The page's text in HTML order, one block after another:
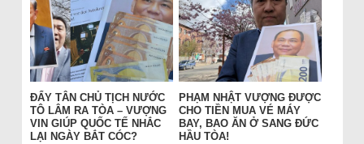
ĐẨY TÂN CHỦ TỊCH NƯỚC
TÔ LÂM RA TÒA – VƯỢNG
VIN GIÚP QUỐC TẾ NHẮC
LẠI NGÀY BẮT CÓC?
PHẠM NHẬT VƯỢNG ĐƯỢC
CHO TIỀN MUA VÉ MÁY
BAY, BAO ĂN Ở SANG ĐỨC
HẦU TÒA!